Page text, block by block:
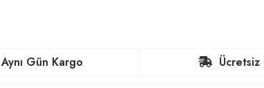
Aynı Gün Kargo Ücretsiz